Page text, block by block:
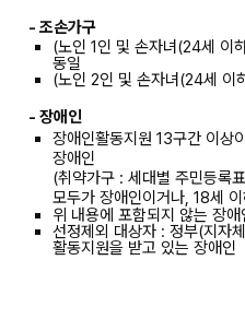
- 조손가구
(노인 1인 및 손자녀(24세 이
동일
(노인 2인 및 손자녀(24세 이
- 장애인
장애인활동지원 13구간 이상
장애인
(취약가구 : 세대별 주민등록
모두가 장애인이거나, 18세
위 내용에 포함되지 않는 장
선정제외 대상자 : 정부(지자
활동지원을 받고 있는 장애인